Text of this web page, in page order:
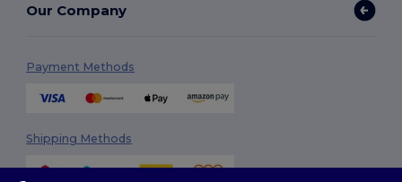
Our Company
Payment Methods
Shipping Methods